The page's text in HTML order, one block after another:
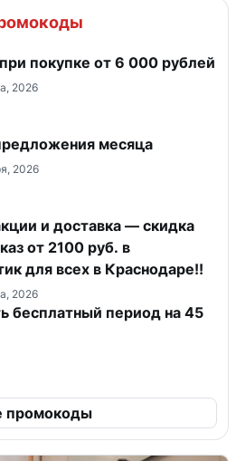
покупке от 6 000 рублей
2026
месяца
2026
и доставка — скидка
от 2100 руб. в
для всех в Краснодаре!!
2026
бесплатный период на 45
промокоды